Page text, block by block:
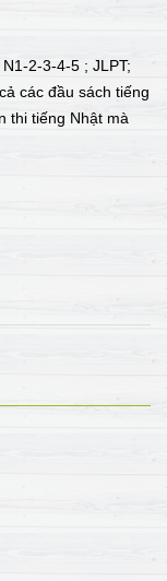
2-3-4-5 ; JLPT;
các đầu sách tiếng
thi tiếng Nhật mà